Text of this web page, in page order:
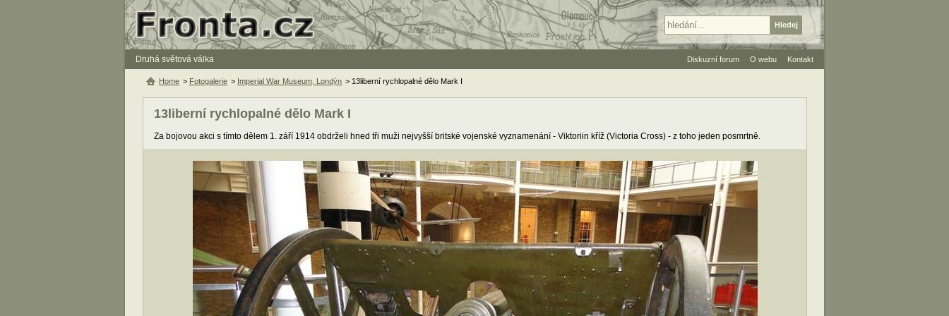
Druhá světová válka
13liberní rychlopalné dělo Mark I
Za bojovou akci s tímto dělem 1. září 1914 obdrželi hned tři muži nejvyšší britské vojenské vyznamenání - Viktoriin kříž (Victoria Cross) - z toho jeden posmrtně.
Home > Fotogalerie > Imperial War Museum, Londýn > 13liberní rychlopalné dělo Mark I
Diskuzní forum O webu Kontakt